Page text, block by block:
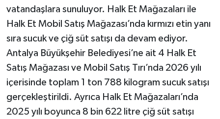
vatandaşlara sunuluyor. Halk Et Mağazaları ile
Halk Et Mobil Satış Mağazası’nda kırmızı etin yanı
sıra sucuk ve çiğ süt satışı da devam ediyor.
Antalya Büyükşehir Belediyesi’ne ait 4 Halk Et
Satış Mağazası ve Mobil Satış Tırı’nda 2026 yılı
içerisinde toplam 1 ton 788 kilogram sucuk satışı
gerçekleştirildi. Ayrıca Halk Et Mağazaları’nda
2025 yılı boyunca 8 bin 622 litre çiğ süt satışı